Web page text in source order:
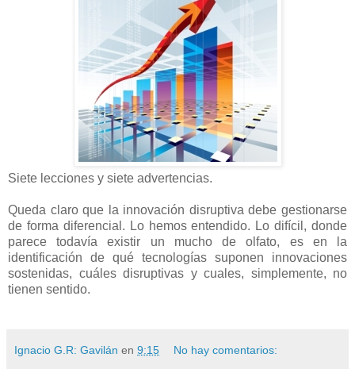
Siete lecciones y siete advertencias.
Queda claro que la innovación disruptiva debe gestionarse
de forma diferencial. Lo hemos entendido. Lo difícil, donde
parece todavía existir un mucho de olfato, es en la
identificación de qué tecnologías suponen innovaciones
sostenidas, cuáles disruptivas y cuales, simplemente, no
tienen sentido.
Ignacio G.R: Gavilán en 9:15 No hay comentarios: